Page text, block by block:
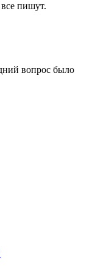
пишут.
вопрос было